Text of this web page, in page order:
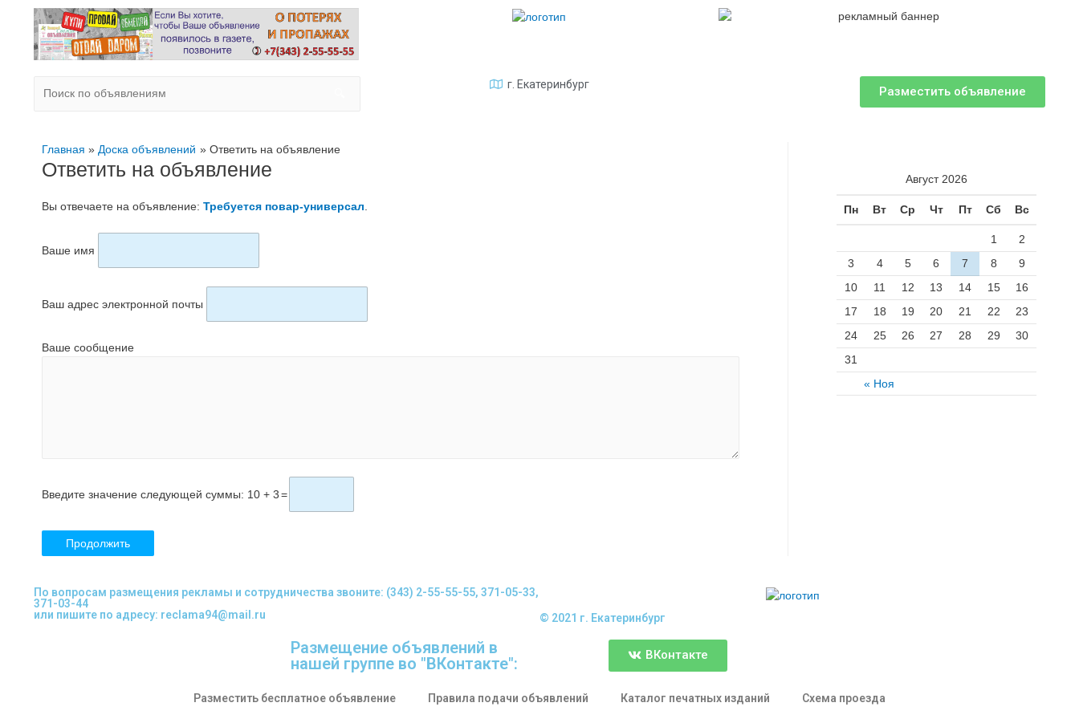
г. Екатеринбург Разместить объявление
Главная Доска объявлений Ответить на объявление
Ответить на объявление
Вы отвечаете на объявление: Требуется повар-универсал
Ваше имя
Ваш адрес электронной почты
Ваше сообщение
Введите значение следующей суммы: 10 + 3=
Август 2026
Пн Вт Ср Чт Пт Сб Вс
« Ноя
1
2
3
4 5 6 7 8
9
10
11 12 13 14 15
16
17
18 19 20 21 22
23
24
25 26 27 28 29
30
31
По вопросам размещения рекламы и сотрудничества звоните: (343) 2-55-55-55, 371-05-33,
371-03-44
или пишите по адресу: reclama94@mail.ru
© 2021 г. Екатеринбург
Размещение объявлений в
нашей группе во "ВКонтакте":
ВКонтакте
Разместить бесплатное объявление Правила подачи объявлений Каталог печатных изданий Схема проезда